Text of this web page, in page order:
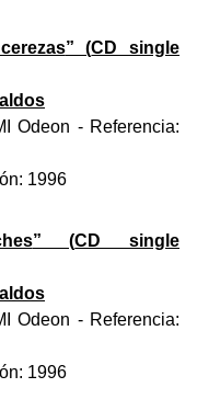
” (CD single
Odeon - Referencia:
1996
” (CD single
Odeon - Referencia:
1996